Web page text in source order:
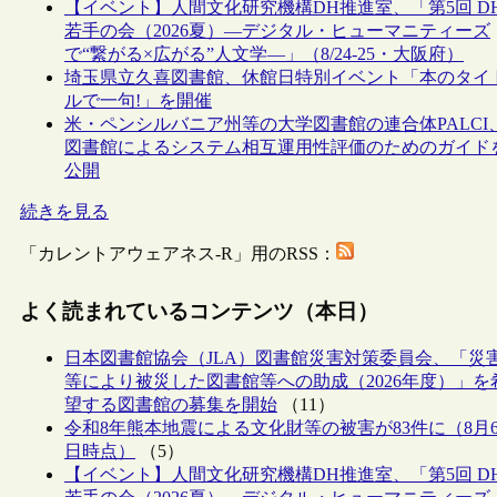
【イベント】人間文化研究機構DH推進室、「第5回
若手の会（2026夏）―デジタル・ヒューマニティーズ
で“繋がる×広がる”人文学―」（8/24-25・大阪府）
埼玉県立久喜図書館、休館日特別イベント「本のタイ
ルで一句!」を開催
米・ペンシルバニア州等の大学図書館の連合体PALCI、
図書館によるシステム相互運用性評価のためのガイド
公開
続きを見る
「カレントアウェアネス-R」用のRSS：
よく読まれているコンテンツ（本日）
日本図書館協会（JLA）図書館災害対策委員会、「災
等により被災した図書館等への助成（2026年度）」を
望する図書館の募集を開始 （11）
令和8年熊本地震による文化財等の被害が83件に（8月
日時点）
（5）
【イベント】人間文化研究機構DH推進室、「第5回